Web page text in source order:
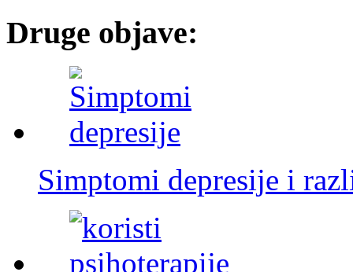
Druge objave:
Simptomi depresije i